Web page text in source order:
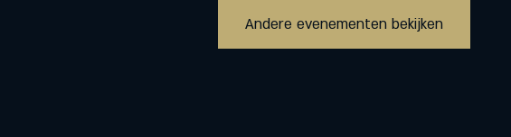
Andere evenementen bekijken